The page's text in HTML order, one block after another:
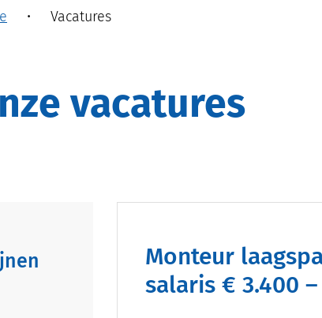
• Vacatures
Onze vacatures
Monteur laagspanning I Energietechniek I Regio Hoogeveen I
salaris € 3.400